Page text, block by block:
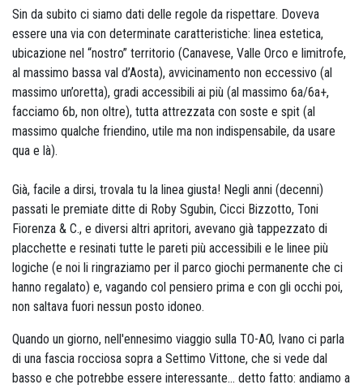
Sin da subito ci siamo dati delle regole da rispettare. Doveva
essere una via con determinate caratteristiche: linea estetica,
ubicazione nel “nostro” territorio (Canavese, Valle Orco e limitrofe,
al massimo bassa val d’Aosta), avvicinamento non eccessivo (al
massimo un’oretta), gradi accessibili ai più (al massimo 6a/6a+,
facciamo 6b, non oltre), tutta attrezzata con soste e spit (al
massimo qualche friendino, utile ma non indispensabile, da usare
qua e là).
Già, facile a dirsi, trovala tu la linea giusta! Negli anni (decenni)
passati le premiate ditte di Roby Sgubin, Cicci Bizzotto, Toni
Fiorenza & C., e diversi altri apritori, avevano già tappezzato di
placchette e resinati tutte le pareti più accessibili e le linee più
logiche (e noi li ringraziamo per il parco giochi permanente che ci
hanno regalato) e, vagando col pensiero prima e con gli occhi poi,
non saltava fuori nessun posto idoneo.
Quando un giorno, nell'ennesimo viaggio sulla TO-AO, Ivano ci parla
di una fascia rocciosa sopra a Settimo Vittone, che si vede dal
basso e che potrebbe essere interessante... detto fatto: andiamo a